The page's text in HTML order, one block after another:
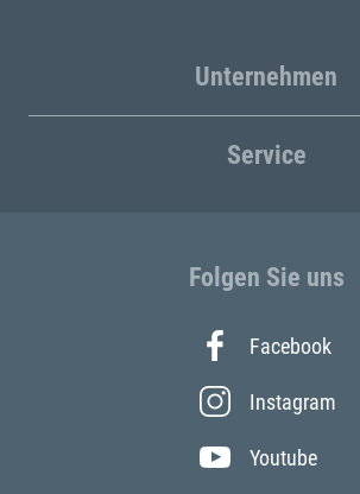
Unternehmen
Service
Folgen Sie uns
Facebook
Instagram
Youtube